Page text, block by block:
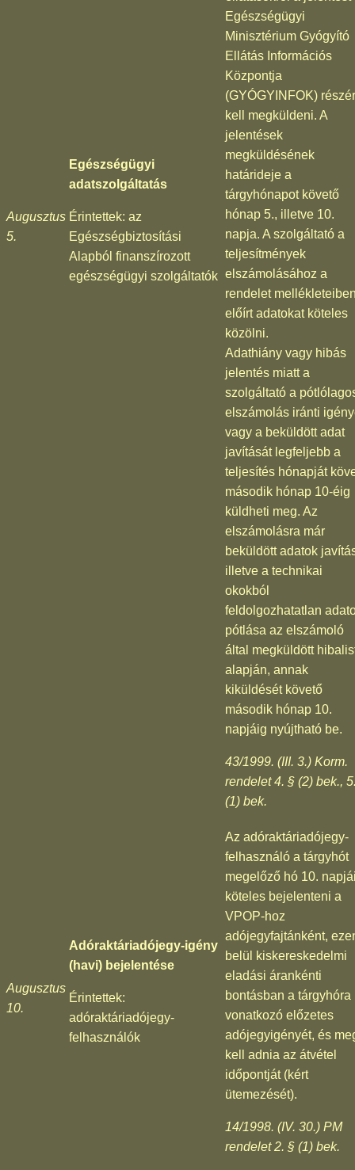
Augusztus
5.
Egészségügyi
adatszolgáltatás
Érintettek: az
Egészségbiztosítási
Alapból finanszírozott
egészségügyi szolgáltatók
Egészségügyi
Minisztérium Gyógyító
Ellátás Információs
Központja
(GYÓGYINFOK)
kell megküldeni. A
jelentések
megküldésének
határideje a
tárgyhónapot követő
hónap 5., illetve 10.
napja. A szolgáltató a
teljesítmények
elszámolásához a
rendelet
előírt adatokat köteles
közölni.
Adathiány vagy hibás
jelentés miatt a
szolgáltató a
elszámolás iránti
vagy a beküldött adat
javítását legfeljebb a
teljesítés hónapját
második hónap 10-éig
küldheti meg. Az
elszámolásra már
beküldött adatok
illetve a technikai
okokból
feldolgozhatatlan
pótlása az elszámoló
által megküldött
alapján, annak
kiküldését követő
második hónap 10.
napjáig nyújtható be.
43/1999. (III. 3.) Korm.
rendelet 4. § (2) bek.,
(1) bek.
Augusztus
10.
Adóraktáriadójegy-igény
(havi) bejelentése
Érintettek:
adóraktáriadójegy-
felhasználók
Az adóraktáriadójegy-
felhasználó a tárgyhót
megelőző hó 10.
köteles bejelenteni a
VPOP-hoz
adójegyfajtánként,
belül kiskereskedelmi
eladási árankénti
bontásban a tárgyhóra
vonatkozó előzetes
adójegyigényét, és
kell adnia az átvétel
időpontját (kért
ütemezését).
14/1998. (IV. 30.) PM
rendelet 2. § (1) bek.